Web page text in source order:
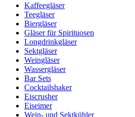
Kaffeegläser
Teegläser
Biergläser
Gläser für Spirituosen
Longdrinkgläser
Sektgläser
Weingläser
Wassergläser
Bar Sets
Cocktailshaker
Eiscrusher
Eiseimer
Wein- und Sektkühler